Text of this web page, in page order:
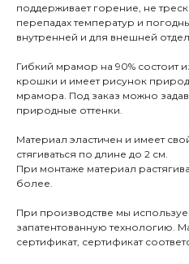
поддерживает горение, не
перепадах температур и
внутренней и для внешней
Гибкий мрамор на 90% состоит
крошки и имеет рисунок
мрамора. Под заказ можно
природные оттенки.
Материал эластичен и имеет
стягиваться по длине до 2 см.
При монтаже материал
более.
При производстве мы
запатентованную технологию.
сертификат, сертификат